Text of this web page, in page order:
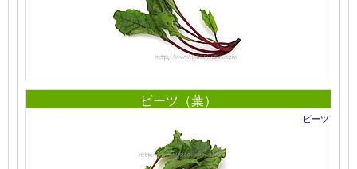
ビーツ（葉）
ビーツ